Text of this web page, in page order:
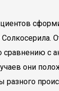
с
они
разного